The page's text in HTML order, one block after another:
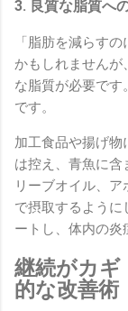
3. 良質な脂質へ
「脂肪を減らす
かもしれません
な脂質が必要です
です。
加工食品や揚げ
は控え、青魚に含
リーブオイル、
で摂取するように
ートし、体内の炎
継続がカギ
的な改善術